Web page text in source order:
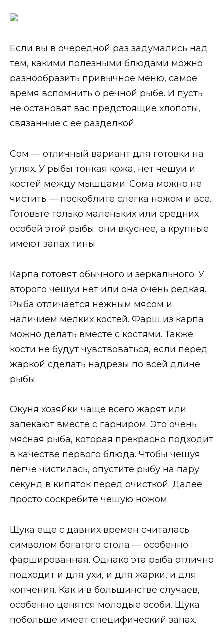
Если вы в очередной раз задумались над
тем, какими полезными блюдами можно
разнообразить привычное меню, самое
время вспомнить о речной рыбе. И пусть
не остановят вас предстоящие хлопоты,
связанные с ее разделкой.
Сом — отличный вариант для готовки на
углях. У рыбы тонкая кожа, нет чешуи и
костей между мышцами. Сома можно не
чистить — поскоблите слегка ножом и все.
Готовьте только маленьких или средних
особей этой рыбы: они вкуснее, а крупные
имеют запах тины.
Карпа готовят обычного и зеркального. У
второго чешуи нет или она очень редкая.
Рыба отличается нежным мясом и
наличием мелких костей. Фарш из карпа
можно делать вместе с костями. Также
кости не будут чувствоваться, если перед
жаркой сделать надрезы по всей длине
рыбы.
Окуня хозяйки чаще всего жарят или
запекают вместе с гарниром. Это очень
мясная рыба, которая прекрасно подходит
в качестве первого блюда. Чтобы чешуя
легче чистилась, опустите рыбу на пару
секунд в кипяток перед очисткой. Далее
просто соскребите чешую ножом.
Щука еще с давних времен считалась
символом богатого стола — особенно
фаршированная. Однако эта рыба отлично
подходит и для ухи, и для жарки, и для
копчения. Как и в большинстве случаев,
особенно ценятся молодые особи. Щука
побольше имеет специфический запах.